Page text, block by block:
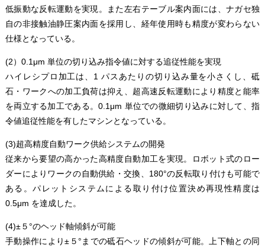
低振動な反転運動を実現。また左右テーブル案内面には、ナガセ独
自の非接触油静圧案内面を採用し、経年使用時も精度が変わらない
仕様となっている。
(2）0.1μm 単位の切り込み指令値に対する追従性能を実現
ハイレシプロ加工は、1 パスあたりの切り込み量を小さくし、砥
石・ワークへの加工負荷は抑え、超高速反転運動により精度と能率
を両立する加工である。0.1μm 単位での微細切り込みに対して、指
令値追従性能を有したマシンとなっている。
(3)超高精度自動ワーク供給システムの開発
従来から要望の高かった高精度自動加工を実現。ロボット式のロー
ダーによりワークの自動供給・交換、180°の反転取り付けも可能で
ある。パレットシステムによる取り付け位置決め再現性精度は
0.5μm を達成した。
(4)±５°のヘッド軸傾斜が可能
手動操作により±５°までの砥石ヘッドの傾斜が可能。上下軸との同